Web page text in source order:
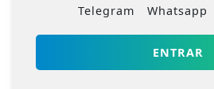
Telegram Whatsapp
ENTRAR